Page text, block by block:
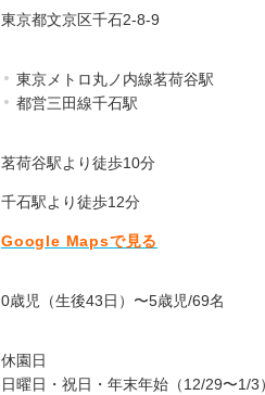
東京都文京区千石2-8-9
東京メトロ丸ノ内線茗荷谷駅
都営三田線千石駅
茗荷谷駅より徒歩10分
千石駅より徒歩12分
Google Mapsで見る
0歳児（生後43日）〜5歳児/69名
休園日
日曜日・祝日・年末年始（12/29〜1/3）